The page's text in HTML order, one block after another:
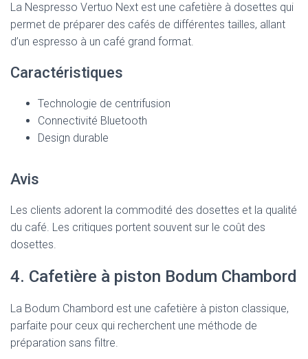
La Nespresso Vertuo Next est une cafetière à dosettes qui
permet de préparer des cafés de différentes tailles, allant
d’un espresso à un café grand format.
Caractéristiques
Technologie de centrifusion
Connectivité Bluetooth
Design durable
Avis
Les clients adorent la commodité des dosettes et la qualité
du café. Les critiques portent souvent sur le coût des
dosettes.
4. Cafetière à piston Bodum Chambord
La Bodum Chambord est une cafetière à piston classique,
parfaite pour ceux qui recherchent une méthode de
préparation sans filtre.